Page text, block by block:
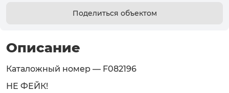
Поделиться объектом
Описание
Каталожный номер — F082196
НЕ ФЕЙК!